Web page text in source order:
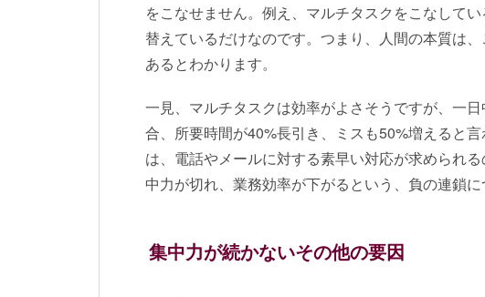
をこなせません。例え、マルチタスクをこなして
替えているだけなのです。つまり、人間の本質は
あるとわかります。
一見、マルチタスクは効率がよさそうですが、一
合、所要時間が40%長引き、ミスも50%増えると
は、電話やメールに対する素早い対応が求められ
中力が切れ、業務効率が下がるという、負の連鎖に
集中力が続かないその他の要因